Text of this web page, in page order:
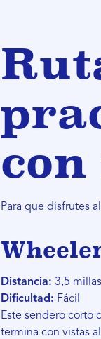
Para que disfrutes
Distancia: 3,5
Dificultad: Fácil
Este sendero corto
termina con vistas